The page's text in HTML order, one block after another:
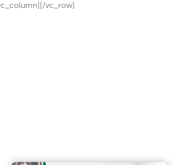
vc_row]